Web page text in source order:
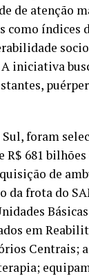
de atenção
como índices
iniciativa
foram
681
de
da frota do
em
Centrais;